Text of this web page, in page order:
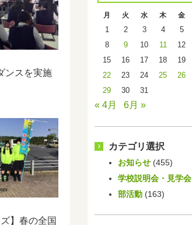
ンスを実施
】春の全国
月 火 水 木 金
1 2 3 4 5
8
9 10 11 12
15
16 17 18 19
22
23 24 25 26
29
30 31
« 4月 6月 »
カテゴリ選択
お知らせ (455)
学校説明会・見学会
部活動 (163)